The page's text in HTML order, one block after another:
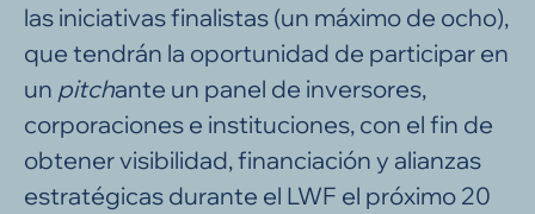
las iniciativas finalistas (un máximo de ocho),
que tendrán la oportunidad de participar en
un pitchante un panel de inversores,
corporaciones e instituciones, con el fin de
obtener visibilidad, financiación y alianzas
estratégicas durante el LWF el próximo 20